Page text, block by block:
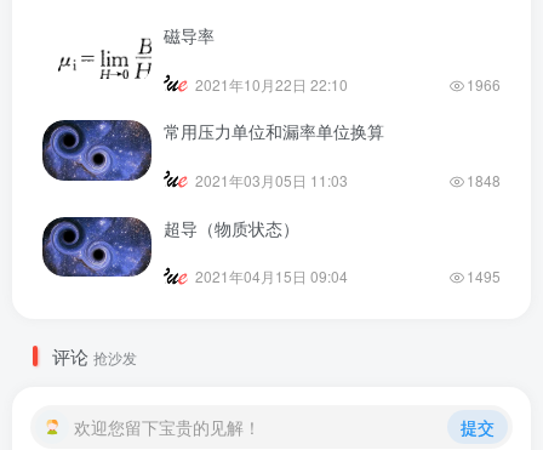
磁导率
2021年10月22日 22:10 1966
常用压力单位和漏率单位换算
2021年03月05日 11:03 1848
超导（物质状态）
2021年04月15日 09:04 1495
评论 抢沙发
欢迎您留下宝贵的见解！ 提交